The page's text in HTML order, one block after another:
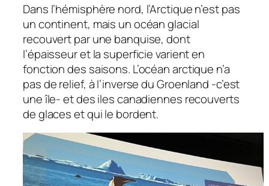
Dans l’hémisphère nord, l’Arctique n’est pas
un continent, mais un océan glacial
recouvert par une banquise, dont
l’épaisseur et la superficie varient en
fonction des saisons. L’océan arctique n’a
pas de relief, à l’inverse du Groenland -c’est
une île- et des iles canadiennes recouverts
de glaces et qui le bordent.